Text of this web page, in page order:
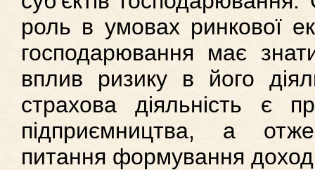
роль в умовах ринкової
господарювання має
вплив ризику в його
страхова діяльність є
підприємництва, а
питання формування